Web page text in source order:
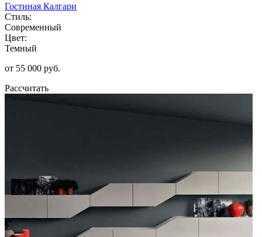
Гостиная Калгари
Стиль:
Современный
Цвет:
Темный
от 55 000 руб.
Рассчитать